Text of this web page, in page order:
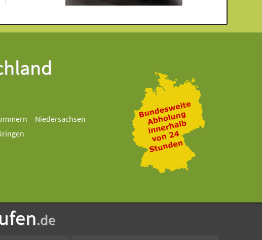
Niedersachsen
.de